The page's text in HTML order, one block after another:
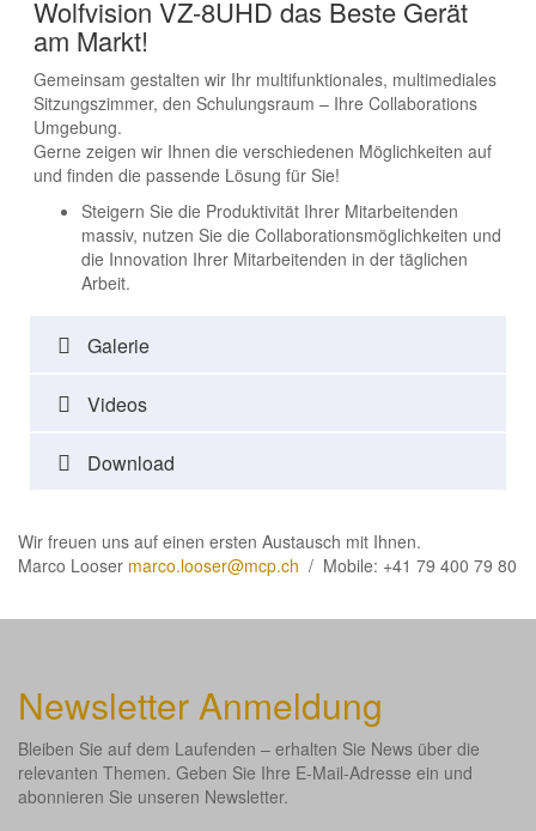
Wolfvision VZ-8UHD das Beste Gerät
am Markt!
Gemeinsam gestalten wir Ihr multifunktionales, multimediales
Sitzungszimmer, den Schulungsraum – Ihre Collaborations
Umgebung.
Gerne zeigen wir Ihnen die verschiedenen Möglichkeiten auf
und finden die passende Lösung für Sie!
Steigern Sie die Produktivität Ihrer Mitarbeitenden
massiv, nutzen Sie die Collaborationsmöglichkeiten und
die Innovation Ihrer Mitarbeitenden in der täglichen
Arbeit.
Galerie
Videos
Download
Wir freuen uns auf einen ersten Austausch mit Ihnen.
Marco Looser marco.looser@mcp.ch / Mobile: +41 79 400 79 80
Newsletter Anmeldung
Bleiben Sie auf dem Laufenden – erhalten Sie News über die
relevanten Themen. Geben Sie Ihre E-Mail-Adresse ein und
abonnieren Sie unseren Newsletter.